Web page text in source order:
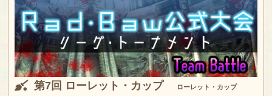
第7回 ローレット・カップ ローレット・カップ